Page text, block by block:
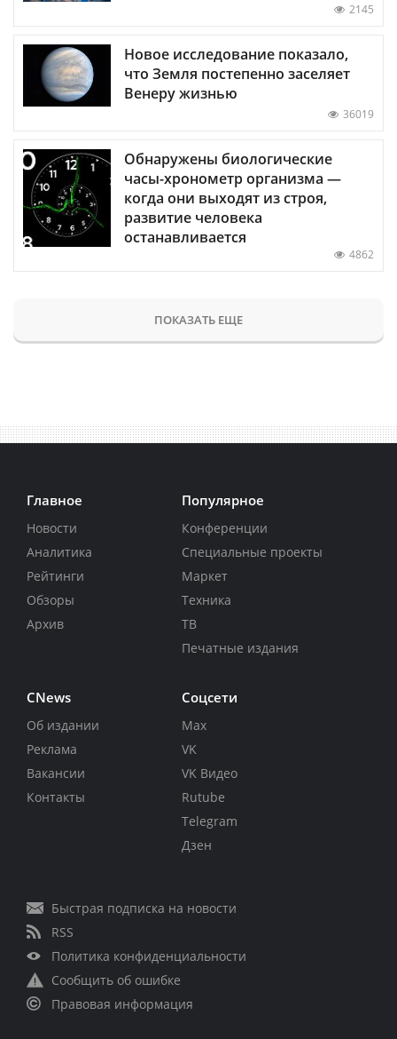
2145
Новое исследование показало,
что Земля постепенно заселяет
Венеру жизнью
36019
Обнаружены биологические
часы-хронометр организма —
когда они выходят из строя,
развитие человека
останавливается
4862
ПОКАЗАТЬ ЕЩЕ
Главное
Новости
Аналитика
Рейтинги
Обзоры
Архив
Популярное
Конференции
Специальные проекты
Маркет
Техника
ТВ
Печатные издания
CNews
Об издании
Реклама
Вакансии
Контакты
Соцсети
Max
VK
VK Видео
Rutube
Telegram
Дзен
Быстрая подписка на новости
RSS
Политика конфиденциальности
Сообщить об ошибке
Правовая информация